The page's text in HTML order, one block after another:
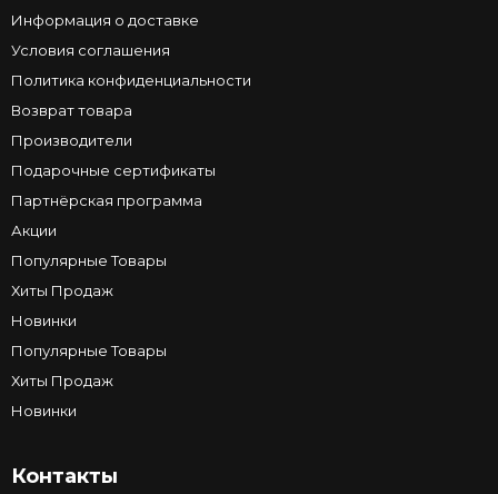
Информация о доставке
Условия соглашения
Политика конфиденциальности
Возврат товара
Производители
Подарочные сертификаты
Партнёрская программа
Акции
Популярные Товары
Хиты Продаж
Новинки
Популярные Товары
Хиты Продаж
Новинки
Контакты